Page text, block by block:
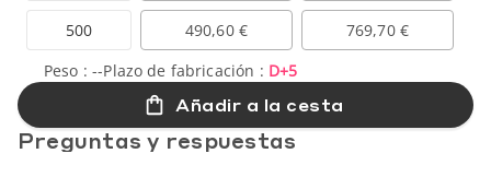
500 490,60 €
769,70 €
Peso :--Plazo de fabricación : D+5
Añadir a la cesta
Preguntas y respuestas